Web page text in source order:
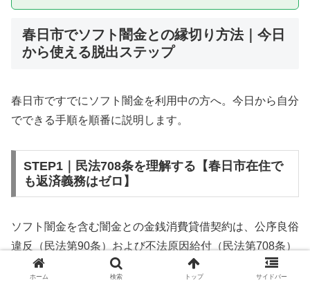
春日市でソフト闇金との縁切り方法｜今日
から使える脱出ステップ
春日市ですでにソフト闇金を利用中の方へ。今日から自分
でできる手順を順番に説明します。
STEP1｜民法708条を理解する【春日市在住で
も返済義務はゼロ】
ソフト闇金を含む闇金との金銭消費貸借契約は、公序良俗
違反（民法第90条）および不法原因給付（民法第708条）
に該当するため、法的には無効です。春日市在住であって
ホーム 検索 トップ サイドバー